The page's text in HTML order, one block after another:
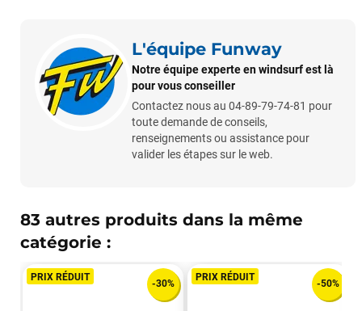
L'équipe Funway
Notre équipe experte en windsurf est là
pour vous conseiller
Contactez nous au 04-89-79-74-81 pour
toute demande de conseils,
renseignements ou assistance pour
valider les étapes sur le web.
83 autres produits dans la même
catégorie :
PRIX RÉDUIT
-30%
PRIX RÉDUIT
-50%
LAISSER UN AVIS